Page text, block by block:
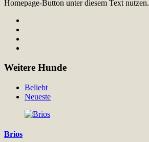
Homepage-Button unter diesem Text nutzen.
Weitere Hunde
Beliebt
Neueste
Brios